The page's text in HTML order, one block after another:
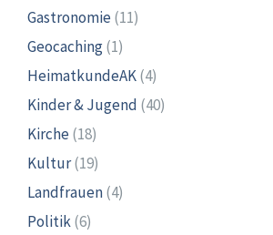
Gastronomie(11)
Geocaching(1)
HeimatkundeAK(4)
Kinder & Jugend (40)
Kirche(18)
Kultur(19)
Landfrauen(4)
Politik(6)